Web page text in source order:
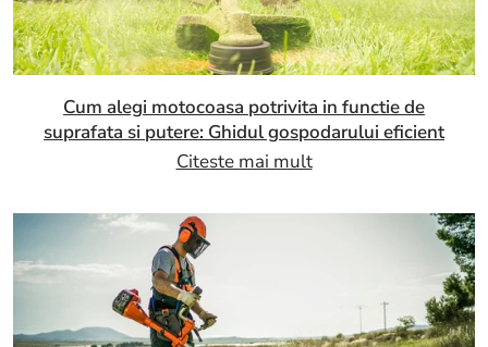
Cum alegi motocoasa potrivita in functie de
suprafata si putere: Ghidul gospodarului eficient
Citeste mai mult